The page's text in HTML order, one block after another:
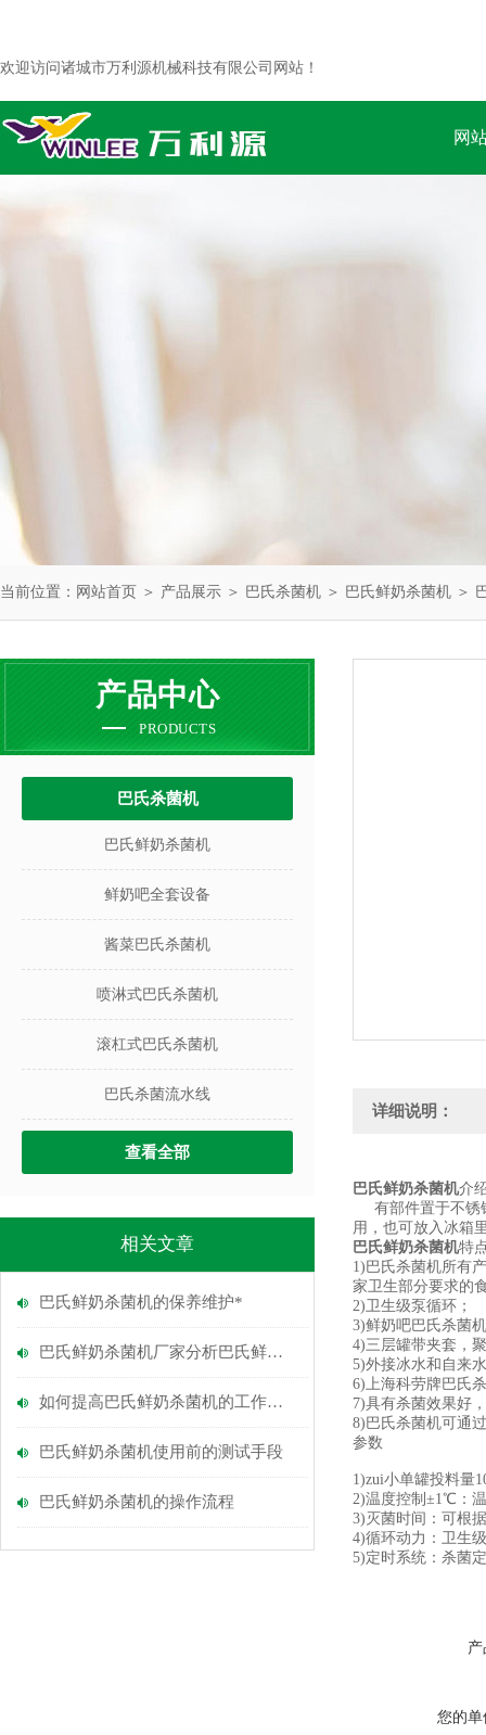
欢迎访问诸城市万利源机械科技有限公司网站！
网
当前位置： 网站首页 ＞ 产品展示 ＞ 巴氏杀菌机 ＞ 巴氏鲜奶杀菌机 ＞
产品中心
PRODUCTS
巴氏杀菌机
巴氏鲜奶杀菌机
鲜奶吧全套设备
酱菜巴氏杀菌机
喷淋式巴氏杀菌机
滚杠式巴氏杀菌机
巴氏杀菌流水线
查看全部
相关文章
巴氏鲜奶杀菌机的保养维护*
巴氏鲜奶杀菌机厂家分析巴氏鲜奶的饮用要求
如何提高巴氏鲜奶杀菌机的工作效率
巴氏鲜奶杀菌机使用前的测试手段
巴氏鲜奶杀菌机的操作流程
详细说明：
巴氏鲜奶杀菌机介
有部件置于不锈
用，也可放入冰箱
巴氏鲜奶杀菌机特
1)巴氏杀菌机所有
家卫生部分要求的
2)卫生级泵循环；
3)鲜奶吧巴氏杀菌
4)三层罐带夹套，
5)外接冰水和自来
6)上海科劳牌巴氏
7)具有杀菌效果好
8)巴氏杀菌机可通
参数
1)zui小单罐投料量
2)温度控制±1℃：
3)灭菌时间：可根
4)循环动力：卫生
5)定时系统：杀菌
您的单